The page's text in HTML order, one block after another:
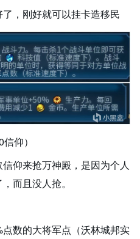
，刚好就可以挂卡造移民
仰）
仰来抢万神殿，是因为个人
而且没人抢。
数的大将军点（沃林城邦实